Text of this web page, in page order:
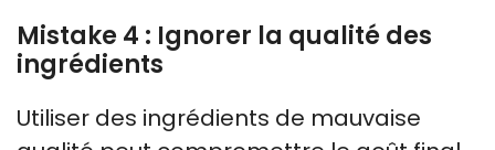
Mistake 4 : Ignorer la qualité des
ingrédients
Utiliser des ingrédients de mauvaise